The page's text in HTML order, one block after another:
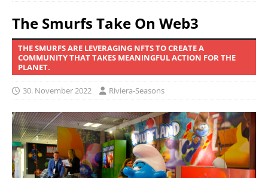
The Smurfs Take On Web3
THE SMURFS ARE LEVERAGING NFTS TO CREATE A
COMMUNITY THAT TAKES MEANINGFUL ACTION FOR THE
PLANET.
30. November 2022 Riviera-Seasons